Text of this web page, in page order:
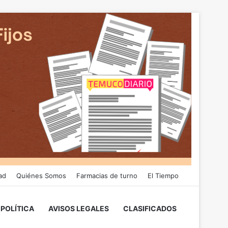
Quiénes Somos Farmacias de turno El Tiempo
POLÍTICA AVISOS LEGALES CLASIFICADOS